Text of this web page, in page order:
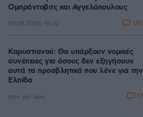
Ομπράντοβιτς και Αγγελόπουλους
09.08.2026, 18:32 130
Καρυστιανού: Θα υπάρξουν νομικές
συνέπειες για όσους δεν εξηγήσουν
αυτά τα προσβλητικά που λένε για την
Ελπίδα
πριν μία ώρα 17